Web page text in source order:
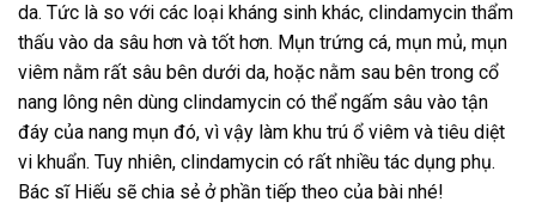
da. Tức là so với các loại kháng sinh khác, clindamycin thẩm
thấu vào da sâu hơn và tốt hơn. Mụn trứng cá, mụn mủ, mụn
viêm nằm rất sâu bên dưới da, hoặc nằm sau bên trong cổ
nang lông nên dùng clindamycin có thể ngấm sâu vào tận
đáy của nang mụn đó, vì vậy làm khu trú ổ viêm và tiêu diệt
vi khuẩn. Tuy nhiên, clindamycin có rất nhiều tác dụng phụ.
Bác sĩ Hiếu sẽ chia sẻ ở phần tiếp theo của bài nhé!